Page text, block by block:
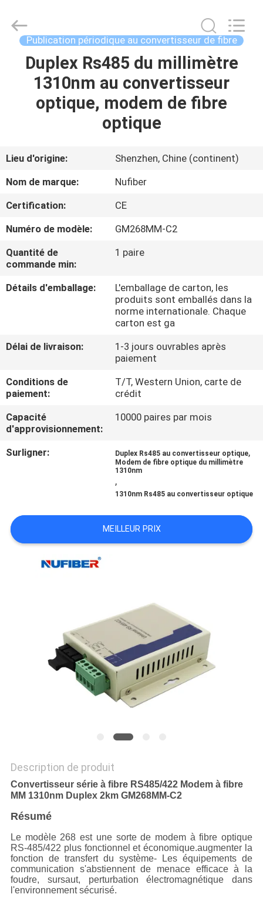
MAISON
PRODUITS
SUJET
DE
NOUS
VISITE
D'USINE
CONTRÔLE
NOUS
NOUVELLES
PLAN
CONFIDENTIALITÉ
Digital
Technology
Co.,Ltd.
Developed
Publication périodique au convertisseur de fibre
Duplex Rs485 du millimètre
1310nm au convertisseur
optique, modem de fibre
optique
Lieu d'origine:
Shenzhen, Chine (continent)
Nom de marque:
Nufiber
Certification:
CE
Numéro de modèle:
GM268MM-C2
Quantité de
commande min:
1 paire
Détails d'emballage:
L'emballage de carton, les
produits sont emballés dans la
norme internationale. Chaque
carton est ga
Délai de livraison:
1-3 jours ouvrables après
paiement
Conditions de
paiement:
T/T, Western Union, carte de
crédit
Capacité
d'approvisionnement:
10000 paires par mois
Surligner: Duplex Rs485 au convertisseur optique,
Modem de fibre optique du millimètre
1310nm
,
1310nm Rs485 au convertisseur optique
MEILLEUR PRIX
Description de produit
Convertisseur série à fibre RS485/422 Modem à fibre
MM 1310nm Duplex 2km GM268MM-C2
Résumé
Le modèle 268 est une sorte de modem à fibre optique
RS-485/422 plus fonctionnel et économique.augmenter la
fonction de transfert du système- Les équipements de
communication s'abstiennent de menace efficace à la
foudre, sursaut, perturbation électromagnétique dans
l'environnement sécurisé.